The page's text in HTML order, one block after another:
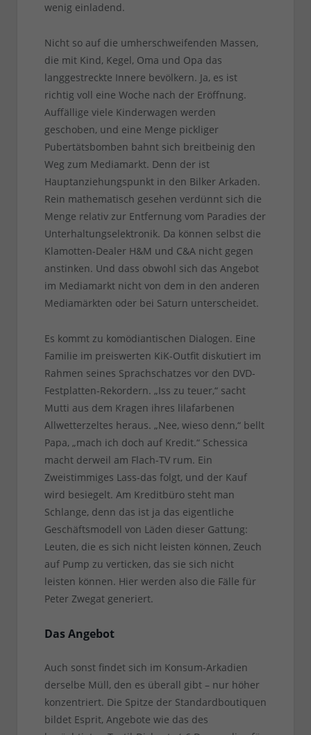
wenig einladend.
Nicht so auf die umherschweifenden Massen,
die mit Kind, Kegel, Oma und Opa das
langgestreckte Innere bevölkern. Ja, es ist
richtig voll eine Woche nach der Eröffnung.
Auffällige viele Kinderwagen werden
geschoben, und eine Menge pickliger
Pubertätsbomben bahnt sich breitbeinig den
Weg zum Mediamarkt. Denn der ist
Hauptanziehungspunkt in den Bilker Arkaden.
Rein mathematisch gesehen verdünnt sich die
Menge relativ zur Entfernung vom Paradies der
Unterhaltungselektronik. Da können selbst die
Klamotten-Dealer H&M und C&A nicht gegen
anstinken. Und dass obwohl sich das Angebot
im Mediamarkt nicht von dem in den anderen
Mediamärkten oder bei Saturn unterscheidet.
Es kommt zu komödiantischen Dialogen. Eine
Familie im preiswerten KiK-Outfit diskutiert im
Rahmen seines Sprachschatzes vor den DVD-
Festplatten-Rekordern. „Iss zu teuer,“ sacht
Mutti aus dem Kragen ihres lilafarbenen
Allwetterzeltes heraus. „Nee, wieso denn,“ bellt
Papa, „mach ich doch auf Kredit.“ Schessica
macht derweil am Flach-TV rum. Ein
Zweistimmiges Lass-das folgt, und der Kauf
wird besiegelt. Am Kreditbüro steht man
Schlange, denn das ist ja das eigentliche
Geschäftsmodell von Läden dieser Gattung:
Leuten, die es sich nicht leisten können, Zeuch
auf Pump zu verticken, das sie sich nicht
leisten können. Hier werden also die Fälle für
Peter Zwegat generiert.
Das Angebot
Auch sonst findet sich im Konsum-Arkadien
derselbe Müll, den es überall gibt – nur höher
konzentriert. Die Spitze der Standardboutiquen
bildet Esprit, Angebote wie das des